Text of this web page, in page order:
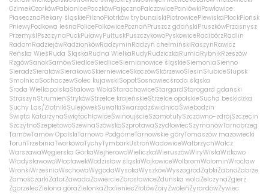
OzimekOzorkówPabianicePaczkówPajęcznoPalczowicePaniówkiPawłowice
PiasecznoPiekary śląskiePilznoPiotrków trybunalskiPiotrowicePlewiskaPłockPłońsk
PniewyPodkowa leśnaPolicePolkowicePoznańPruszcz gdańskiPruszkówPrzasnysz
PrzemyślPszczynaPuckPuławyPułtuskPuszczykowoPyskowiceRacibórzRadlin
RadomRadziejówRadzionkówRadzyminRadzyń chełmińskiRaszynRawicz
Reńska WieśRuda ŚląskaRudna WielkaRudyRudziczkaRumiaRybnikRzeszów
RzgówSanokSarnówSiedlceSiedliceSiemianowice śląskieSiemoniaSienno
SieradzSierakówSierakowoSkierniewiceSkoczówSkórzewoŚlesinSłubiceSłupsk
SmolnicaSochaczewSolec kujawskiSopotSosnowiecśroda śląska
Środa WielkopolskaStalowa WolaStarachowiceStargardStarogard gdański
StraszynStrumieńStrykówStrzelce krajeńskieStrzelce opolskieSucha beskidzka
Suchy Las/ZłotnikiSulejówekSuwałkiSwarzędzświdnicaŚwiebodzin
Święta KatarzynaŚwiętochłowiceŚwinoujścieSzamotułySzczawno-zdrójSzczecin
SzczytnoSzepietowoSzewnaSzówskoSzprotawaSzydłowiecSzymanówTarnobrzeg
TarnówTarnów OpolskiTarnowo PodgórneTarnowskie góryTomaszów mazowiecki
ToruńTrzebiniaTworkowaTychyTymbarkUstrońWadowiceWałbrzychWałcz
WarszawaWęgierska GórkaWejherowoWieliczkaWieruszówWiryWisłaWitkowo
WładysławowoWłocławekWodzisław śląskiWojkowiceWolbromWołominWrocław
WronkiWrześniaWschowaWygodaWysokaWyszkówWyszogródZąbkiŻabnoZabrze
ZamośćżarkiZatorZawadaZawiercieZbrosławiceZduńska wolaZelczynaZgierz
ZgorzelecZielona góraZielonkaZłocieniecZłotówŻoryZwoleńŻyrardówŻywiec